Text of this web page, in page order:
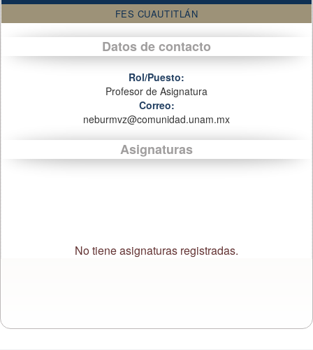
FES CUAUTITLÁN
Datos de contacto
Rol/Puesto:
Profesor de Asignatura
Correo:
neburmvz@comunidad.unam.mx
Asignaturas
No tiene asignaturas registradas.